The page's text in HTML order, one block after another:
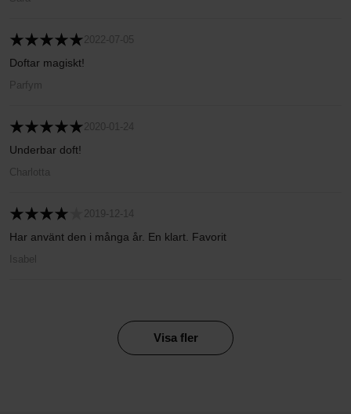
2022-07-05
Doftar magiskt!
Parfym
2020-01-24
Underbar doft!
Charlotta
2019-12-14
Har använt den i många år. En klart. Favorit
Isabel
Visa fler